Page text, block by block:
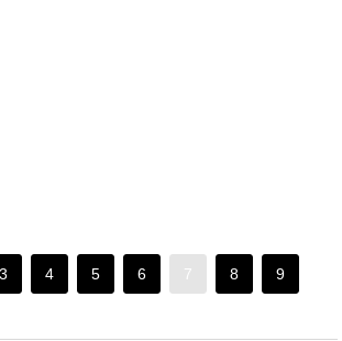
3 4 5 6 7 8 9